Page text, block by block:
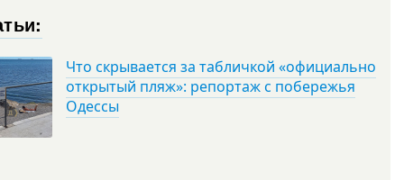
Что скрывается за табличкой «официально
открытый пляж»: репортаж с побережья
Одессы